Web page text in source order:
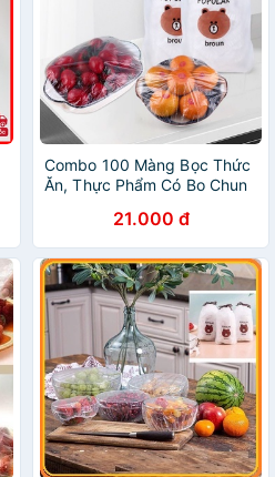
Combo 100 Màng Bọc Thức
Ăn, Thực Phẩm Có Bo Chun
21.000 đ